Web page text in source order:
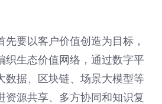
先要以客户价值创造为目标，
织生态价值网络，通过数字平
数据、区块链、场景大模型等
资源共享、多方协同和知识复